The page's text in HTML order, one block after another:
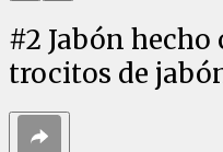
#2 Jabón
trocitos de